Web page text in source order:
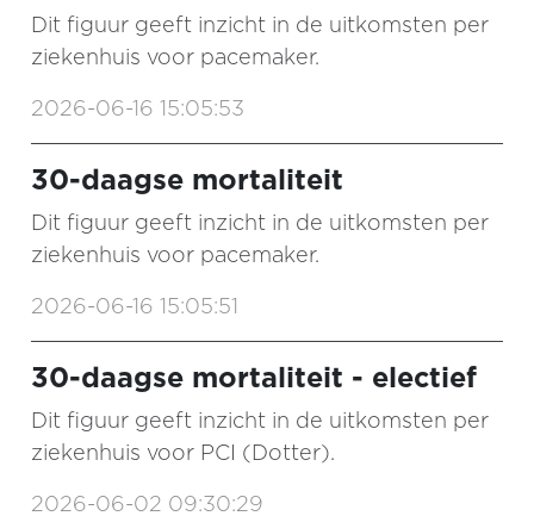
Dit figuur geeft inzicht in de uitkomsten per
ziekenhuis voor pacemaker.
2026-06-16 15:05:53
30-daagse mortaliteit
Dit figuur geeft inzicht in de uitkomsten per
ziekenhuis voor pacemaker.
2026-06-16 15:05:51
30-daagse mortaliteit - electief
Dit figuur geeft inzicht in de uitkomsten per
ziekenhuis voor PCI (Dotter).
2026-06-02 09:30:29